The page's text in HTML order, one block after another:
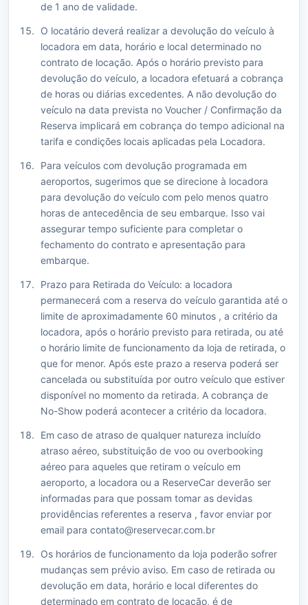
de 1 ano de validade.
O locatário deverá realizar a devolução do veículo à
locadora em data, horário e local determinado no
contrato de locação. Após o horário previsto para
devolução do veículo, a locadora efetuará a cobrança
de horas ou diárias excedentes. A não devolução do
veículo na data prevista no Voucher / Confirmação da
Reserva implicará em cobrança do tempo adicional na
tarifa e condições locais aplicadas pela Locadora.
Para veículos com devolução programada em
aeroportos, sugerimos que se direcione à locadora
para devolução do veículo com pelo menos quatro
horas de antecedência de seu embarque. Isso vai
assegurar tempo suficiente para completar o
fechamento do contrato e apresentação para
embarque.
Prazo para Retirada do Veículo: a locadora
permanecerá com a reserva do veículo garantida até o
limite de aproximadamente 60 minutos , a critério da
locadora, após o horário previsto para retirada, ou até
o horário limite de funcionamento da loja de retirada, o
que for menor. Após este prazo a reserva poderá ser
cancelada ou substituída por outro veículo que estiver
disponível no momento da retirada. A cobrança de
No-Show poderá acontecer a critério da locadora.
Em caso de atraso de qualquer natureza incluído
atraso aéreo, substituição de voo ou overbooking
aéreo para aqueles que retiram o veículo em
aeroporto, a locadora ou a ReserveCar deverão ser
informadas para que possam tomar as devidas
providências referentes a reserva , favor enviar por
email para contato@reservecar.com.br
Os horários de funcionamento da loja poderão sofrer
mudanças sem prévio aviso. Em caso de retirada ou
devolução em data, horário e local diferentes do
determinado em contrato de locação, é de